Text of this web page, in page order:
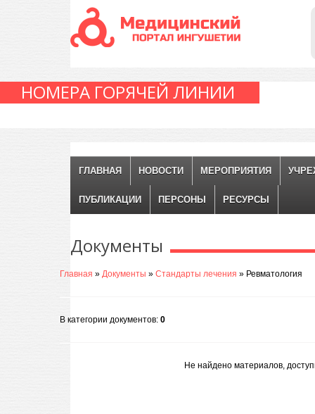
НОМЕРА ГОРЯЧЕЙ ЛИНИИ
ГЛАВНАЯ НОВОСТИ МЕРОПРИЯТИЯ
ПУБЛИКАЦИИ ПЕРСОНЫ РЕСУРСЫ
Документы
Главная » Документы » Стандарты лечения » Ревматология
В категории документов: 0
Не найдено материалов,